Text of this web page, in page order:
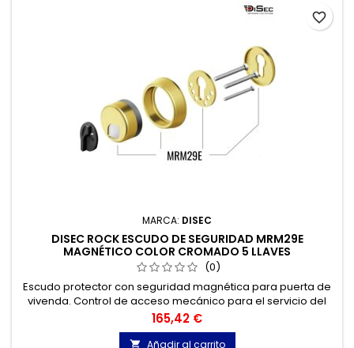
MARCA: DISEC
DISEC ROCK ESCUDO DE SEGURIDAD MRM29E
MAGNÉTICO COLOR CROMADO 5 LLAVES
(0)
Escudo protector con seguridad magnética para puerta de
vivenda. Control de acceso mecánico para el servicio del
hogar con protección adicional ante ataques vandálicos.
Precio
165,42 €
 Añadir al carrito
favorite_border